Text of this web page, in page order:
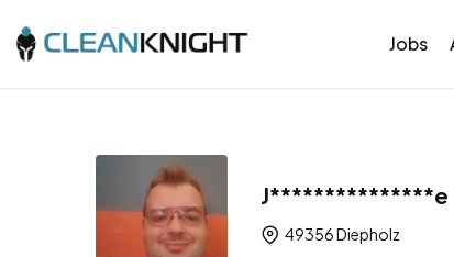
Jobs
J***************e
49356 Diepholz